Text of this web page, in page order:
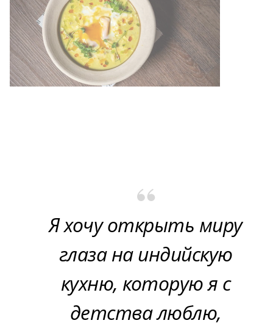
Я хочу открыть миру
глаза на индийскую
кухню, которую я с
детства люблю,